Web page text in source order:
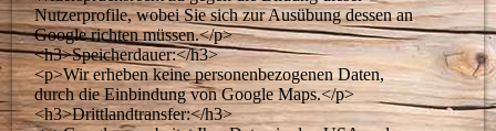
Nutzerprofile, wobei Sie sich zur Ausübung dessen an
Google richten müssen.</p>
<h3>Speicherdauer:</h3>
<p>Wir erheben keine personenbezogenen Daten,
durch die Einbindung von Google Maps.</p>
<h3>Drittlandtransfer:</h3>